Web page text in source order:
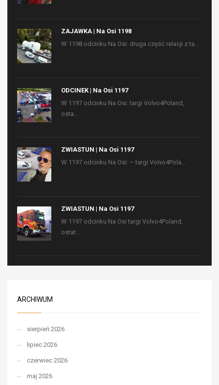
ZAJAWKA | Na Osi 1198
W 1198 odcinku Na Osi: druga część relacji z ta...
ODCINEK | Na Osi 1197
W 1197 odcinku Na Osi: targi Volvo4Poland,
osta...
ZWIASTUN | Na Osi 1197
W 1197 odcinku Na Osi: – targi Volvo4Pola...
ZWIASTUN | Na Osi 1197
W 1197 odcinku Na Osi targi Volvo4Poland,
ostat...
ARCHIWUM
sierpień 2026
lipiec 2026
czerwiec 2026
maj 2026